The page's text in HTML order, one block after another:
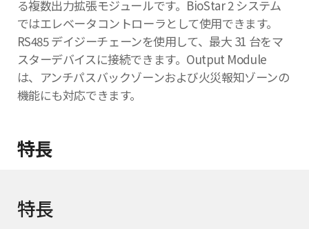
る複数出力拡張モジュールです。BioStar 2 システム
ではエレベータコントローラとして使用できます。
RS485 デイジーチェーンを使用して、最大 31 台をマ
スターデバイスに接続できます。Output Module
は、アンチパスバックゾーンおよび火災報知ゾーンの
機能にも対応できます。
特長
特長